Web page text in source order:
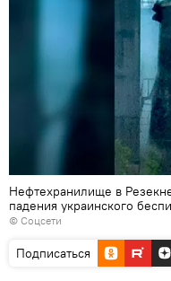
Нефтехранилище в
падения украинского
© Соцсети
Подписаться